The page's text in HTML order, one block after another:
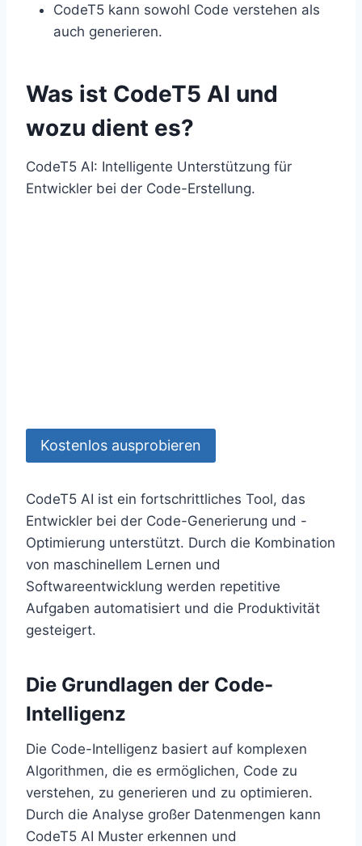
CodeT5 kann sowohl Code verstehen als
auch generieren.
Was ist CodeT5 AI und
wozu dient es?
CodeT5 AI: Intelligente Unterstützung für
Entwickler bei der Code-Erstellung.
Kostenlos ausprobieren
CodeT5 AI ist ein fortschrittliches Tool, das
Entwickler bei der Code-Generierung und -
Optimierung unterstützt. Durch die Kombination
von maschinellem Lernen und
Softwareentwicklung werden repetitive
Aufgaben automatisiert und die Produktivität
gesteigert.
Die Grundlagen der Code-
Intelligenz
Die Code-Intelligenz basiert auf komplexen
Algorithmen, die es ermöglichen, Code zu
verstehen, zu generieren und zu optimieren.
Durch die Analyse großer Datenmengen kann
CodeT5 AI Muster erkennen und